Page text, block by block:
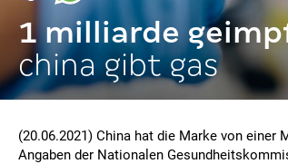
1 milliarde
china gibt gas
(20.06.2021) China hat die Marke von
Angaben der Nationalen